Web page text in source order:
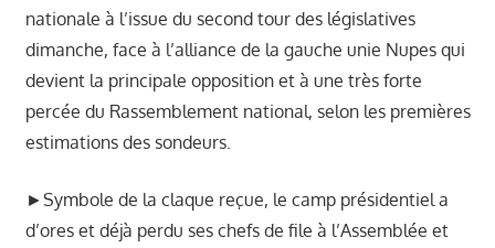
nationale à l’issue du second tour des législatives
dimanche, face à l’alliance de la gauche unie Nupes qui
devient la principale opposition et à une très forte
percée du Rassemblement national, selon les premières
estimations des sondeurs.
►Symbole de la claque reçue, le camp présidentiel a
d’ores et déjà perdu ses chefs de file à l’Assemblée et